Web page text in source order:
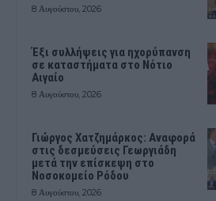
8 Αυγούστου, 2026
Έξι συλλήψεις για ηχορύπανση
σε καταστήματα στο Νότιο
Αιγαίο
8 Αυγούστου, 2026
Γιώργος Χατζημάρκος: Αναφορά
στις δεσμεύσεις Γεωργιάδη
μετά την επίσκεψη στο
Νοσοκομείο Ρόδου
8 Αυγούστου, 2026